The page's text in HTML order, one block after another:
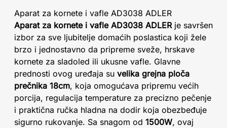
Aparat za kornete i vafle AD3038 ADLER
Aparat za kornete i vafle AD3038 ADLERje savršen
izbor za sve ljubitelje domaćih poslastica koji žele
brzo i jednostavno da pripreme sveže, hrskave
kornete za sladoled ili ukusne vafle. Glavne
prednosti ovog uređaja su velika grejna ploča
prečnika 18cm, koja omogućava pripremu većih
porcija, regulacija temperature za precizno pečenje
i praktična ručka hladna na dodir koja obezbeđuje
sigurno rukovanje. Sa snagom od 1500W, ovaj